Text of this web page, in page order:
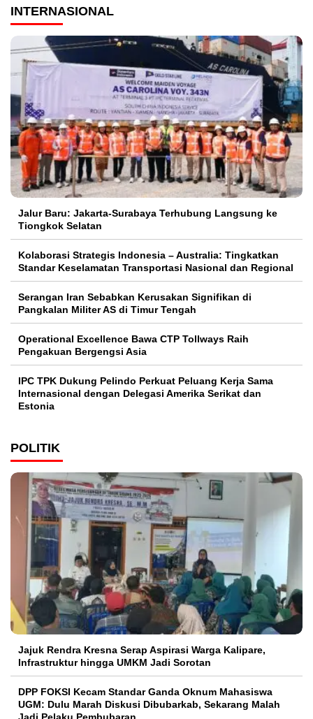
INTERNASIONAL
Jalur Baru: Jakarta-Surabaya Terhubung Langsung ke
Tiongkok Selatan
Kolaborasi Strategis Indonesia – Australia: Tingkatkan
Standar Keselamatan Transportasi Nasional dan Regional
Serangan Iran Sebabkan Kerusakan Signifikan di
Pangkalan Militer AS di Timur Tengah
Operational Excellence Bawa CTP Tollways Raih
Pengakuan Bergengsi Asia
IPC TPK Dukung Pelindo Perkuat Peluang Kerja Sama
Internasional dengan Delegasi Amerika Serikat dan
Estonia
POLITIK
Jajuk Rendra Kresna Serap Aspirasi Warga Kalipare,
Infrastruktur hingga UMKM Jadi Sorotan
DPP FOKSI Kecam Standar Ganda Oknum Mahasiswa
UGM: Dulu Marah Diskusi Dibubarkab, Sekarang Malah